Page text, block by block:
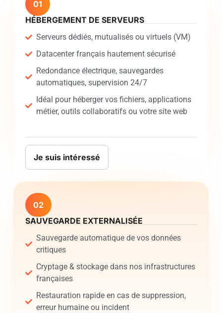
01
HÉBERGEMENT DE SERVEURS
Serveurs dédiés, mutualisés ou virtuels (VM)
Datacenter français hautement sécurisé
Redondance électrique, sauvegardes
automatiques, supervision 24/7
Idéal pour héberger vos fichiers, applications
métier, outils collaboratifs ou votre site web
Je suis intéressé
02
SAUVEGARDE EXTERNALISÉE
Sauvegarde automatique de vos données
critiques
Cryptage & stockage dans nos infrastructures
françaises
Restauration rapide en cas de suppression,
erreur humaine ou incident